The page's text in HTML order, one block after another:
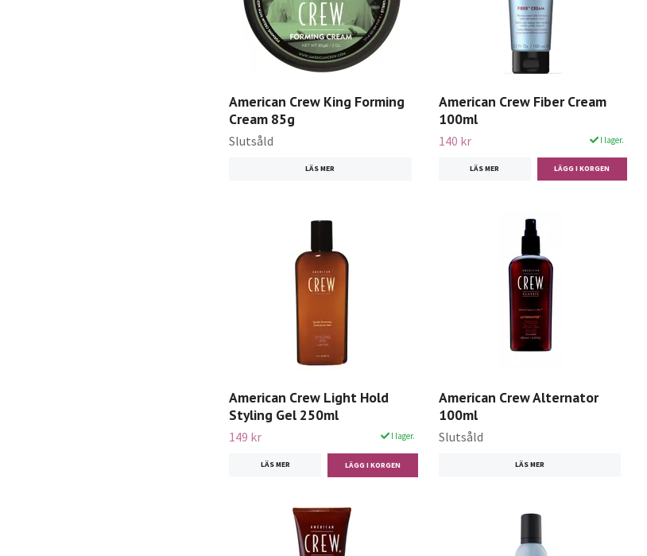
American Crew King Forming
Cream 85g
Slutsåld
LÄS MER
American Crew Fiber Cream
100ml
140 kr I lager.
LÄS MER
American Crew Light Hold
Styling Gel 250ml
149 kr I lager.
LÄS MER
American Crew Alternator
100ml
Slutsåld
LÄS MER